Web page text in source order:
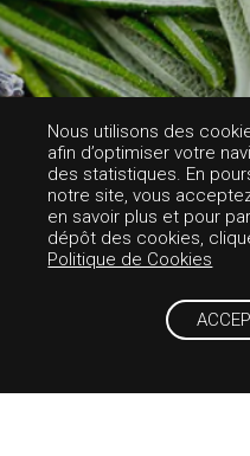
AROMES-
QUE
Nous utilisons des
afin d’optimiser votre
des statistiques. En
notre site, vous
en savoir plus et pour
dépôt des cookies,
Politique de Cookies